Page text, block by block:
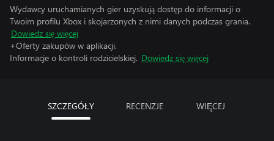
Wydawcy uruchamianych gier uzyskują dostęp do informacji o
Twoim profilu Xbox i skojarzonych z nimi danych podczas grania.
Dowiedz się więcej
+Oferty zakupów w aplikacji.
Informacje o kontroli rodzicielskiej. Dowiedz się więcej
SZCZEGÓŁY RECENZJE WIĘCEJ